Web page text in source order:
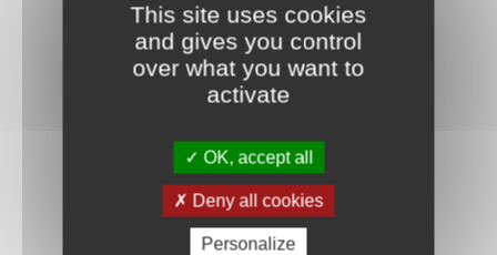
This site uses cookies
and gives you control
over what you want to
activate
OK, accept all
Deny all cookies
Personalize